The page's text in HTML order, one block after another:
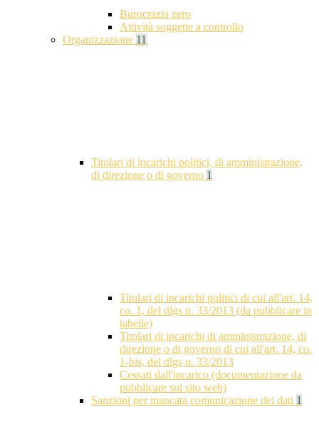
Burocrazia zero
Attività soggette a controllo
Organizzazione 11
Titolari di incarichi politici, di amministrazione,
di direzione o di governo 1
Titolari di incarichi politici di cui all'art. 14,
co. 1, del dlgs n. 33/2013 (da pubblicare in
tabelle)
Titolari di incarichi di amministrazione, di
direzione o di governo di cui all'art. 14, co.
1-bis, del dlgs n. 33/2013
Cessati dall'incarico (documentazione da
pubblicare sul sito web)
Sanzioni per mancata comunicazione dei dati 1